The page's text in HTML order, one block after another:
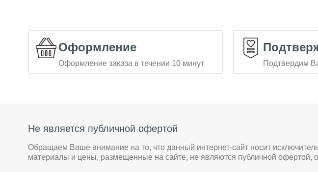
Оформление
Оформление заказа в течении 10 минут Подтвердим
Не является публичной офертой
Обращаем Ваше внимание на то, что данный интернет-сайт носит
материалы и цены, размещенные на сайте, не являются публичной офертой,